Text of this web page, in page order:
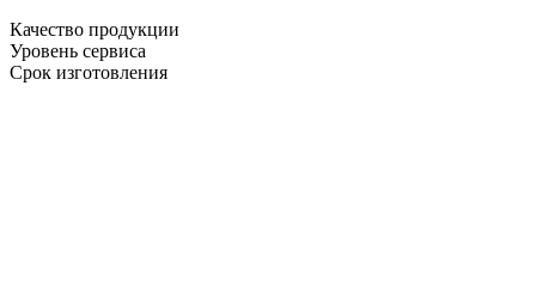
Качество продукции
Уровень сервиса
Срок изготовления